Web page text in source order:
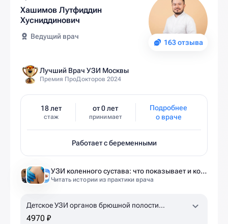
163 отзыва
Хашимов Лутфиддин
Хусниддинович
Ведущий врач
Лучший Врач УЗИ Москвы
Премия ПроДокторов 2024
18 лет
стаж
от 0 лет
принимает
Подробнее
о враче
Работает с беременными
УЗИ коленного сустава: что показывает и когда назначают
Читать истории из практики врача
Детское УЗИ органов брюшной полости
(комплексное)
4970 ₽